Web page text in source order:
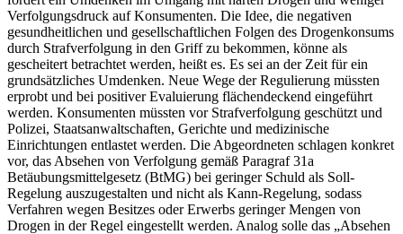
Verfolgungsdruck auf Konsumenten. Die Idee, die negativen
gesundheitlichen und gesellschaftlichen Folgen des Drogenkonsums
durch Strafverfolgung in den Griff zu bekommen, könne als
gescheitert betrachtet werden, heißt es. Es sei an der Zeit für ein
grundsätzliches Umdenken. Neue Wege der Regulierung müssten
erprobt und bei positiver Evaluierung flächendeckend eingeführt
werden. Konsumenten müssten vor Strafverfolgung geschützt und
Polizei, Staatsanwaltschaften, Gerichte und medizinische
Einrichtungen entlastet werden. Die Abgeordneten schlagen konkret
vor, das Absehen von Verfolgung gemäß Paragraf 31a
Betäubungsmittelgesetz (BtMG) bei geringer Schuld als Soll-
Regelung auszugestalten und nicht als Kann-Regelung, sodass
Verfahren wegen Besitzes oder Erwerbs geringer Mengen von
Drogen in der Regel eingestellt werden. Analog solle das „Absehen